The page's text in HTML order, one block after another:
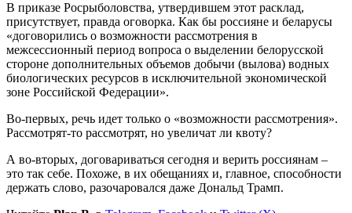
В приказе Росрыболовства, утвердившем этот расклад,
присутствует, правда оговорка. Как бы россияне и беларусы
«договорились о возможности рассмотрения в
межсессионный период вопроса о выделении белорусской
стороне дополнительных объемов добычи (вылова) водных
биологических ресурсов в исключительной экономической
зоне Российской Федерации».
Во-первых, речь идет только о «возможности рассмотрения».
Рассмотрят-то рассмотрят, но увеличат ли квоту?
А во-вторых, договариваться сегодня и верить россиянам –
это так себе. Похоже, в их обещаниях и, главное, способности
держать слово, разочаровался даже Дональд Трамп.